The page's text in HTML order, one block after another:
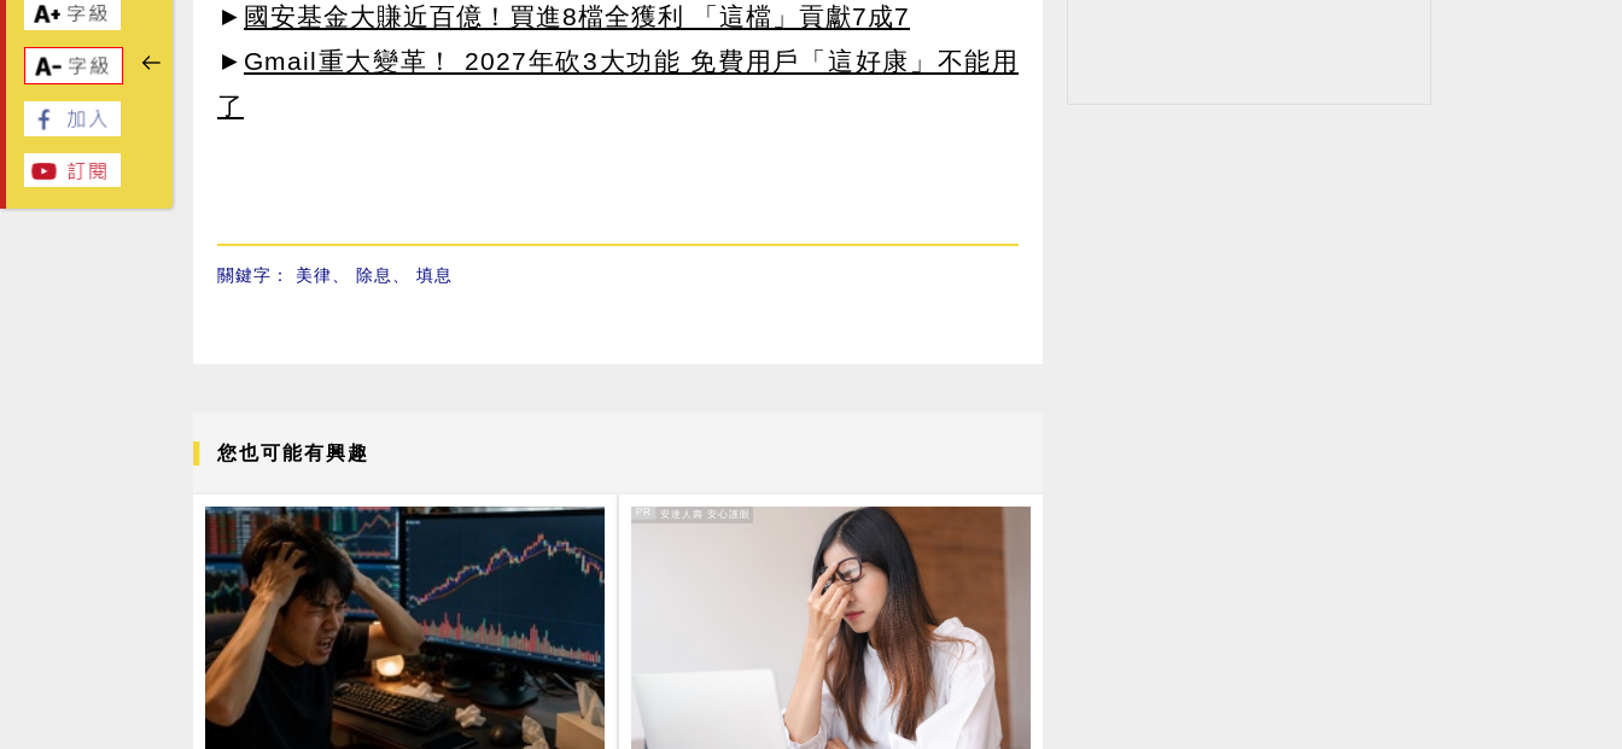
► 國安基金大賺近百億！買進8檔全獲利 「這檔」貢獻7成7
► Gmail重大變革！ 2027年砍3大功能 免費用戶「這好康」不能用
了
關鍵字： 美律 除息 填息
您也可能有興趣
PR
PR・安達人壽 安心護眼